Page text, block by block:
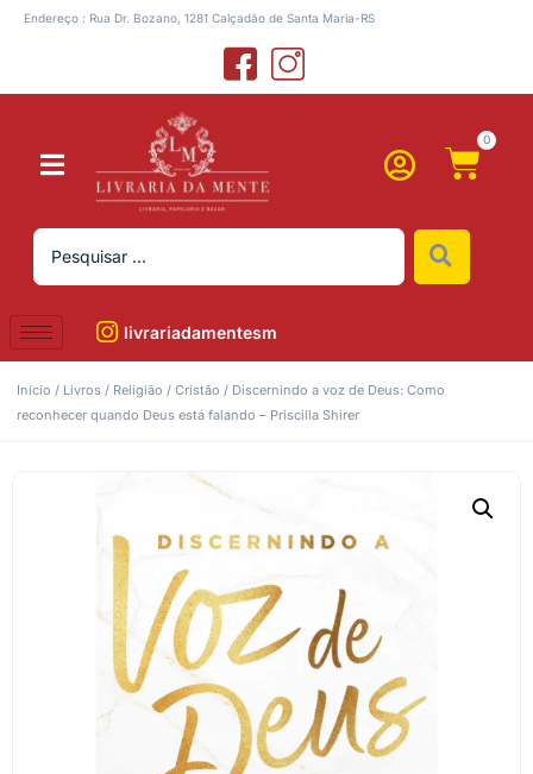
Endereço : Rua Dr. Bozano, 1281 Calçadão de Santa Maria-RS
0
livrariadamentesm
Início / Livros / Religião / Cristão / Discernindo a voz de Deus: Como
reconhecer quando Deus está falando – Priscilla Shirer